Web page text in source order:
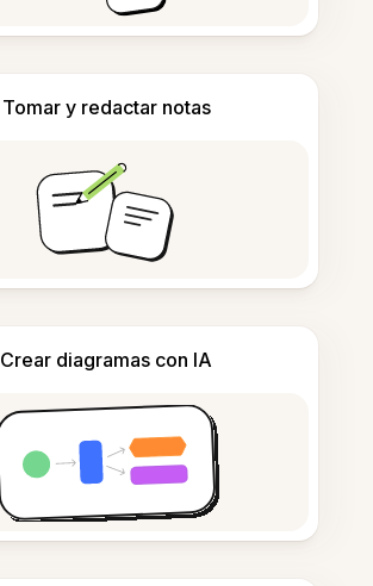
Tomar y redactar notas
Crear diagramas con IA